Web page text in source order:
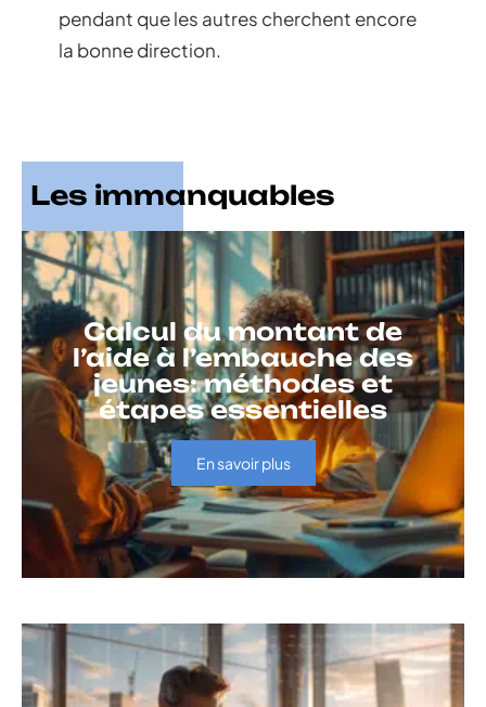
pendant que les autres cherchent encore
la bonne direction.
Les immanquables
Calcul du montant de
l’aide à l’embauche des
jeunes: méthodes et
étapes essentielles
En savoir plus